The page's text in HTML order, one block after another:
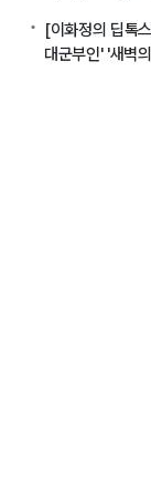
[이화정의 딥톡
대군부인' '새벽